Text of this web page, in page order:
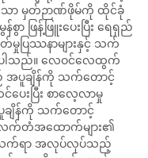
သော မှတ်ဉာဏ်ဖိုမ်ကို ထိုင်ခုံ
ာ ဖြန့်ဖြူးပေးပြီး ရေရှည်
ပြဿနာများနှင့် သက်
ါသည်။ လေဝင်လေထွက်
အပူချိန်ကို သက်တောင့်
းပြီး စာလေ့လာမှု
ချိန်ကို သက်တောင့်
လက်တံအထောက်များ၏
သက်ရာ အလုပ်လုပ်သည့်